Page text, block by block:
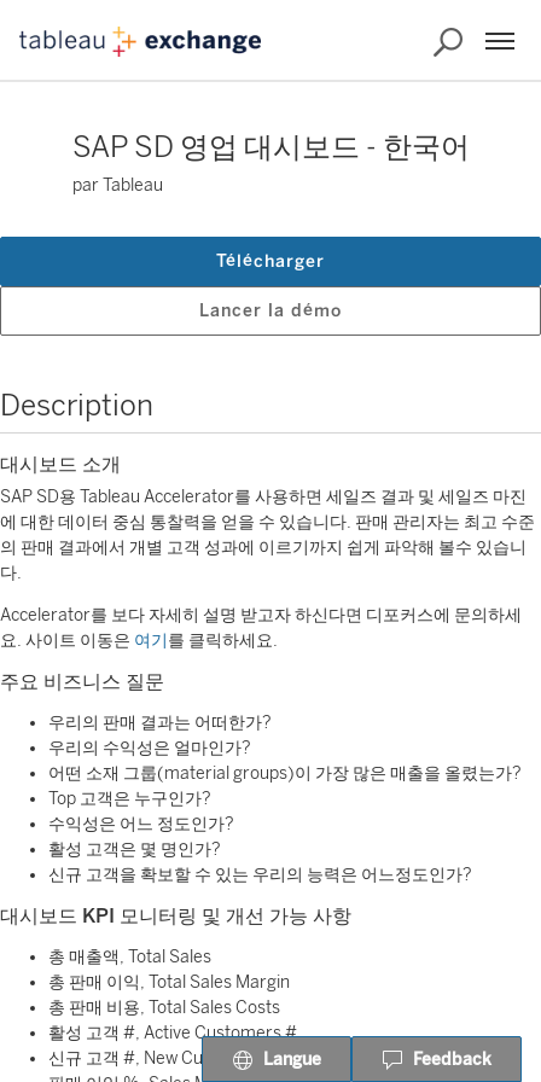
SAP SD 영업 대시보드 - 한국어
par Tableau
Lancer la démo
Télécharger
Description
대시보드 소개
SAP SD용 Tableau Accelerator를 사용하면 세일즈 결과 및 세일즈 마진
에 대한 데이터 중심 통찰력을 얻을 수 있습니다. 판매 관리자는 최고 수준
의 판매 결과에서 개별 고객 성과에 이르기까지 쉽게 파악해 볼수 있습니
다.
Accelerator를 보다 자세히 설명 받고자 하신다면 디포커스에 문의하세
요. 사이트 이동은 여기를 클릭하세요.
주요 비즈니스 질문
우리의 판매 결과는 어떠한가?
우리의 수익성은 얼마인가?
어떤 소재 그룹(material groups)이 가장 많은 매출을 올렸는가?
Top 고객은 누구인가?
수익성은 어느 정도인가?
활성 고객은 몇 명인가?
신규 고객을 확보할 수 있는 우리의 능력은 어느정도인가?
대시보드 KPI 모니터링 및 개선 가능 사항
총 매출액, Total Sales
총 판매 이익, Total Sales Margin
총 판매 비용, Total Sales Costs
활성 고객 #, Active Customers #
신규 고객 #, New Customers #Langue Feedback